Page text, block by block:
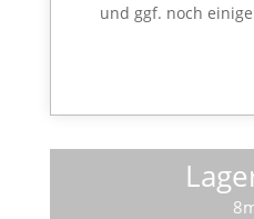
und ggf. noch